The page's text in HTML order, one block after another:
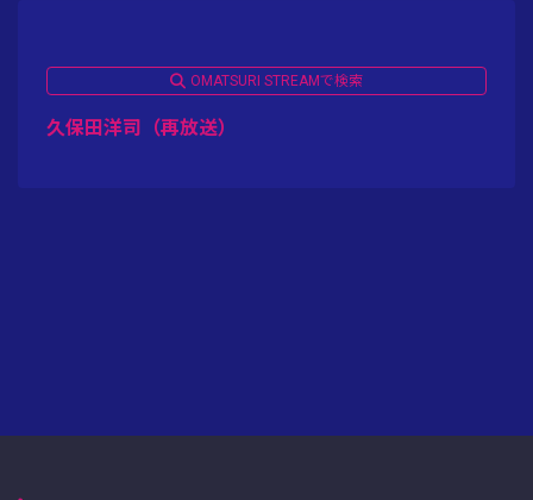
OMATSURI STREAMで検索
久保田洋司（再放送）